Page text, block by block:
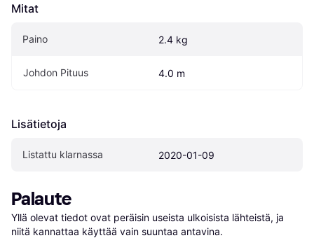
Mitat
Paino 2.4 kg
Johdon Pituus 4.0 m
Lisätietoja
Listattu klarnassa 2020-01-09
Palaute
Yllä olevat tiedot ovat peräisin useista ulkoisista lähteistä, ja
niitä kannattaa käyttää vain suuntaa antavina.